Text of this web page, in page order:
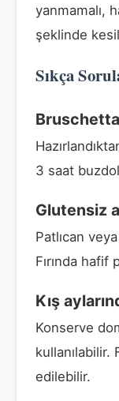
yanmamalı,
şeklinde
Sıkça
3 saat
Glutensiz
Patlıcan
Fırında
Kış
Konserve
edilebilir.